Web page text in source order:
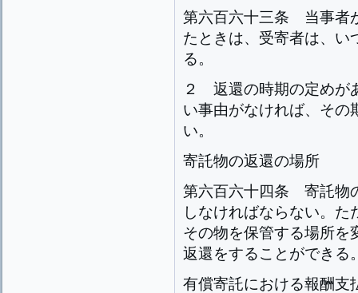
第六百六十三条 当事者
たときは、受寄者は、い
る。
２ 返還の時期の定めが
い事由がなければ、その
い。
寄託物の返還の場所
第六百六十四条 寄託物
しなければならない。
その物を保管する場所を
返還をすることができる
有償寄託における報酬支